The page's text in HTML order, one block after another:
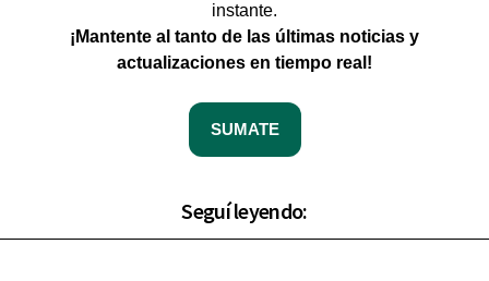
instante.
¡Mantente al tanto de las últimas noticias y
actualizaciones en tiempo real!
SUMATE
Seguí leyendo: